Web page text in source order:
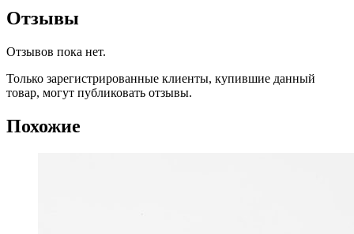
Отзывы
Отзывов пока нет.
Только зарегистрированные клиенты, купившие данный
товар, могут публиковать отзывы.
Похожие